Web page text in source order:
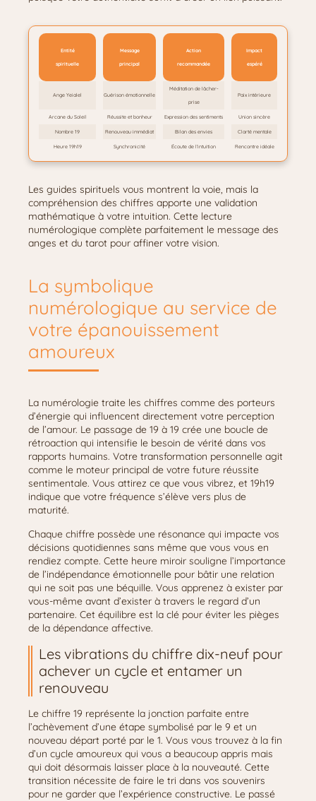
Entité
spirituelle
Message
principal
Action
recommandée
Impact
espéré
Ange Yeialel Guérison émotionnelle
Méditation de lâcher-
prise
Paix intérieure
Arcane du Soleil Réussite et bonheur Expression des sentiments Union sincère
Nombre 19 Renouveau immédiat Bilan des envies Clarté mentale
Heure 19h19 Synchronicité Écoute de l’intuition Rencontre idéale
Les guides spirituels vous montrent la voie, mais la
compréhension des chiffres apporte une validation
mathématique à votre intuition. Cette lecture
numérologique complète parfaitement le message des
anges et du tarot pour affiner votre vision.
La symbolique
numérologique au service de
votre épanouissement
amoureux
La numérologie traite les chiffres comme des porteurs
d’énergie qui influencent directement votre perception
de l’amour. Le passage de 19 à 19 crée une boucle de
rétroaction qui intensifie le besoin de vérité dans vos
rapports humains. Votre transformation personnelle agit
comme le moteur principal de votre future réussite
sentimentale. Vous attirez ce que vous vibrez, et 19h19
indique que votre fréquence s’élève vers plus de
maturité.
Chaque chiffre possède une résonance qui impacte vos
décisions quotidiennes sans même que vous vous en
rendiez compte. Cette heure miroir souligne l’importance
de l’indépendance émotionnelle pour bâtir une relation
qui ne soit pas une béquille. Vous apprenez à exister par
vous-même avant d’exister à travers le regard d’un
partenaire. Cet équilibre est la clé pour éviter les pièges
de la dépendance affective.
Les vibrations du chiffre dix-neuf pour
achever un cycle et entamer un
renouveau
Le chiffre 19 représente la jonction parfaite entre
l’achèvement d’une étape symbolisé par le 9 et un
nouveau départ porté par le 1. Vous vous trouvez à la fin
d’un cycle amoureux qui vous a beaucoup appris mais
qui doit désormais laisser place à la nouveauté. Cette
transition nécessite de faire le tri dans vos souvenirs
pour ne garder que l’expérience constructive. Le passé